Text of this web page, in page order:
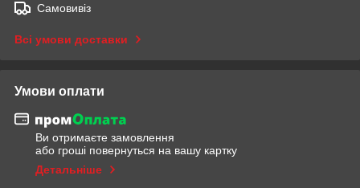
Самовивіз
Всі умови доставки
Умови оплати
Ви отримаєте замовлення
або гроші повернуться на вашу картку
Детальніше